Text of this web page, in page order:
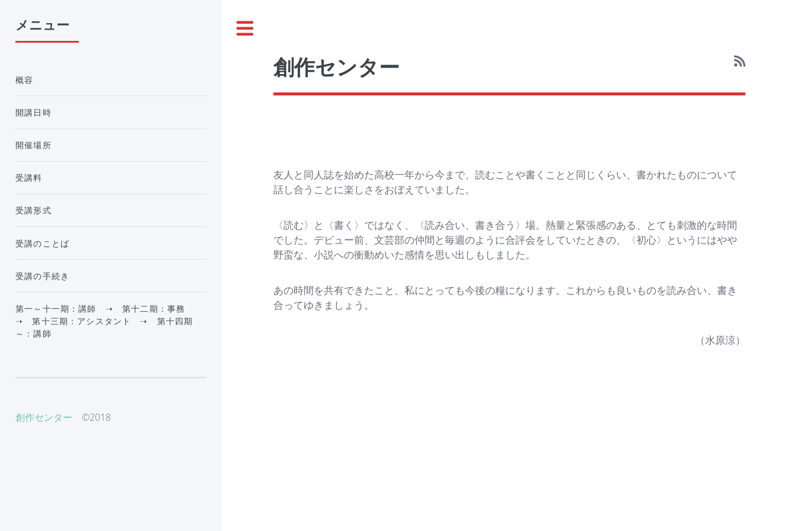
創作センター
友人と同人誌を始めた高校一年から今まで、読むことや書くことと同じくらい、書かれたものについて
話し合うことに楽しさをおぼえていました。
〈読む〉と〈書く〉ではなく、〈読み合い、書き合う〉場。熱量と緊張感のある、とても刺激的な時間
でした。デビュー前、文芸部の仲間と毎週のように合評会をしていたときの、〈初心〉というにはやや
野蛮な、小説への衝動めいた感情を思い出しもしました。
あの時間を共有できたこと、私にとっても今後の糧になります。これからも良いものを読み合い、書き
合ってゆきましょう。
（水原涼）
メニュー
概容
開講日時
開催場所
受講料
受講形式
受講のことば
受講の手続き
第一～十一期：講師 ➝ 第十二期：事務
➝ 第十三期：アシスタント ➝ 第十四期
～：講師
創作センター ©2018